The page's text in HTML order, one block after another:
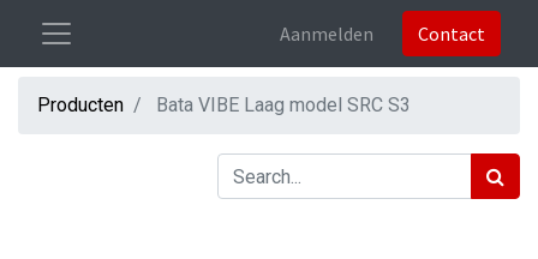
Aanmelden Contact
Producten Bata VIBE Laag model SRC S3